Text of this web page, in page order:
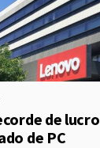
de
de PC